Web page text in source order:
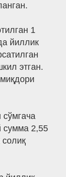
1
йиллик
этган.
сумма 2,55